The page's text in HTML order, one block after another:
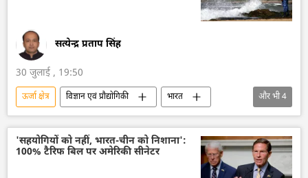
सत्येन्द्र प्रताप सिंह
30 जुलाई , 19:50
ऊर्जा क्षेत्र विज्ञान एवं प्रौद्योगिकी
भारत
भारत सरकार
परमाणु ऊर्जा
हरित ऊर्जा
राज्य सभा
और भी4
'सहयोगियों को नहीं, भारत-चीन को निशाना':
100% टैरिफ बिल पर अमेरिकी सीनेटर